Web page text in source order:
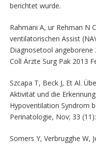
berichtet wurde.
Rahmani A, ur Rehman N
ventilatorischen Assist
Diagnosetool angeborene
Coll Ärzte Surg Pak 2013
Szcapa T, Beck J, Et Al.
Aktivität und die
Hypoventilation Syndrom
Perinatologie, Nov; 33
Somers Y, Verbrugghe W,